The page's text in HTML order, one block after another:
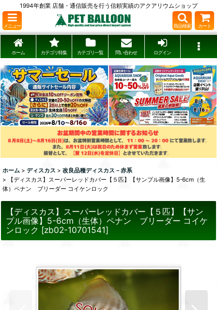
1994年創業 店舗・通信販売を行う信頼実績のアクアリウムショップ
メニュー 商品検索 カート
ホーム カテゴリ特集 カテゴリ一覧 問い合わせ ログイン
ホーム > ディスカス > 改良品種ディスカス－赤系
>
【ディスカス】スーパーレッドカバー【５匹】【サンプル画像】5-6cm（生
体）ペナン ブリーダー コイケンロック
【ディスカス】スーパーレッドカバー【５匹】【サン
プル画像】5-6cm（生体）ペナン ブリーダー コイケ
ンロック [zb02-10701541]